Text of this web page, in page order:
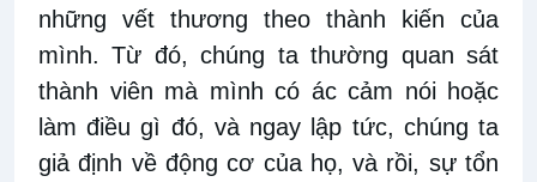
những vết thương theo thành kiến của
mình.Từ đó, chúng ta thường quan sát
thành viên mà mình có ác cảm nói hoặc
làm điều gì đó, và ngay lập tức, chúng ta
giả định về động cơ của họ, và rồi, sự tổn